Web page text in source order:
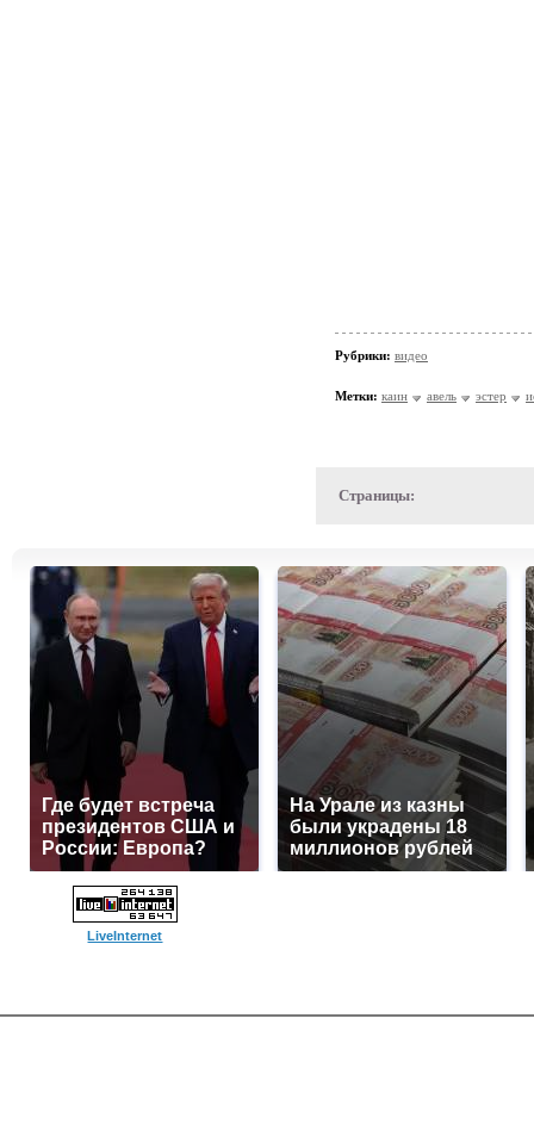
Рубрики: видео
Метки: каин авель эстер
Страницы:
Где будет встреча
президентов США и
России: Европа?
На Урале из казны
были украдены 18
миллионов рублей
LiveInternet